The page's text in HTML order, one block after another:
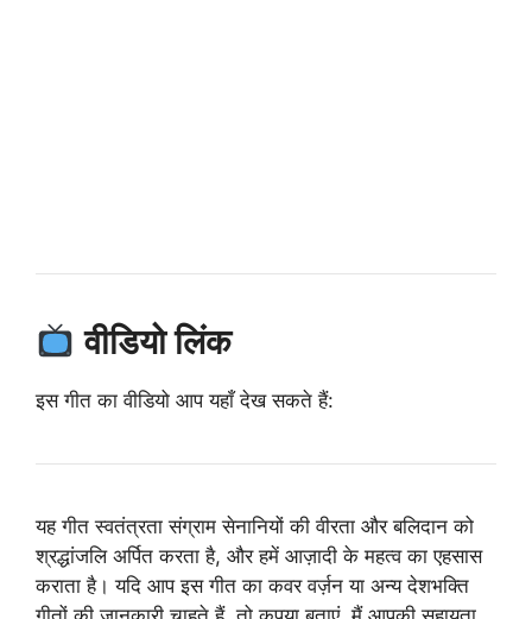
वीडियो लिंक
इस गीत का वीडियो आप यहाँ देख सकते हैं:
यह गीत स्वतंत्रता संग्राम सेनानियों की वीरता और बलिदान को
श्रद्धांजलि अर्पित करता है, और हमें आज़ादी के महत्व का एहसास
कराता है। यदि आप इस गीत का कवर वर्ज़न या अन्य देशभक्ति